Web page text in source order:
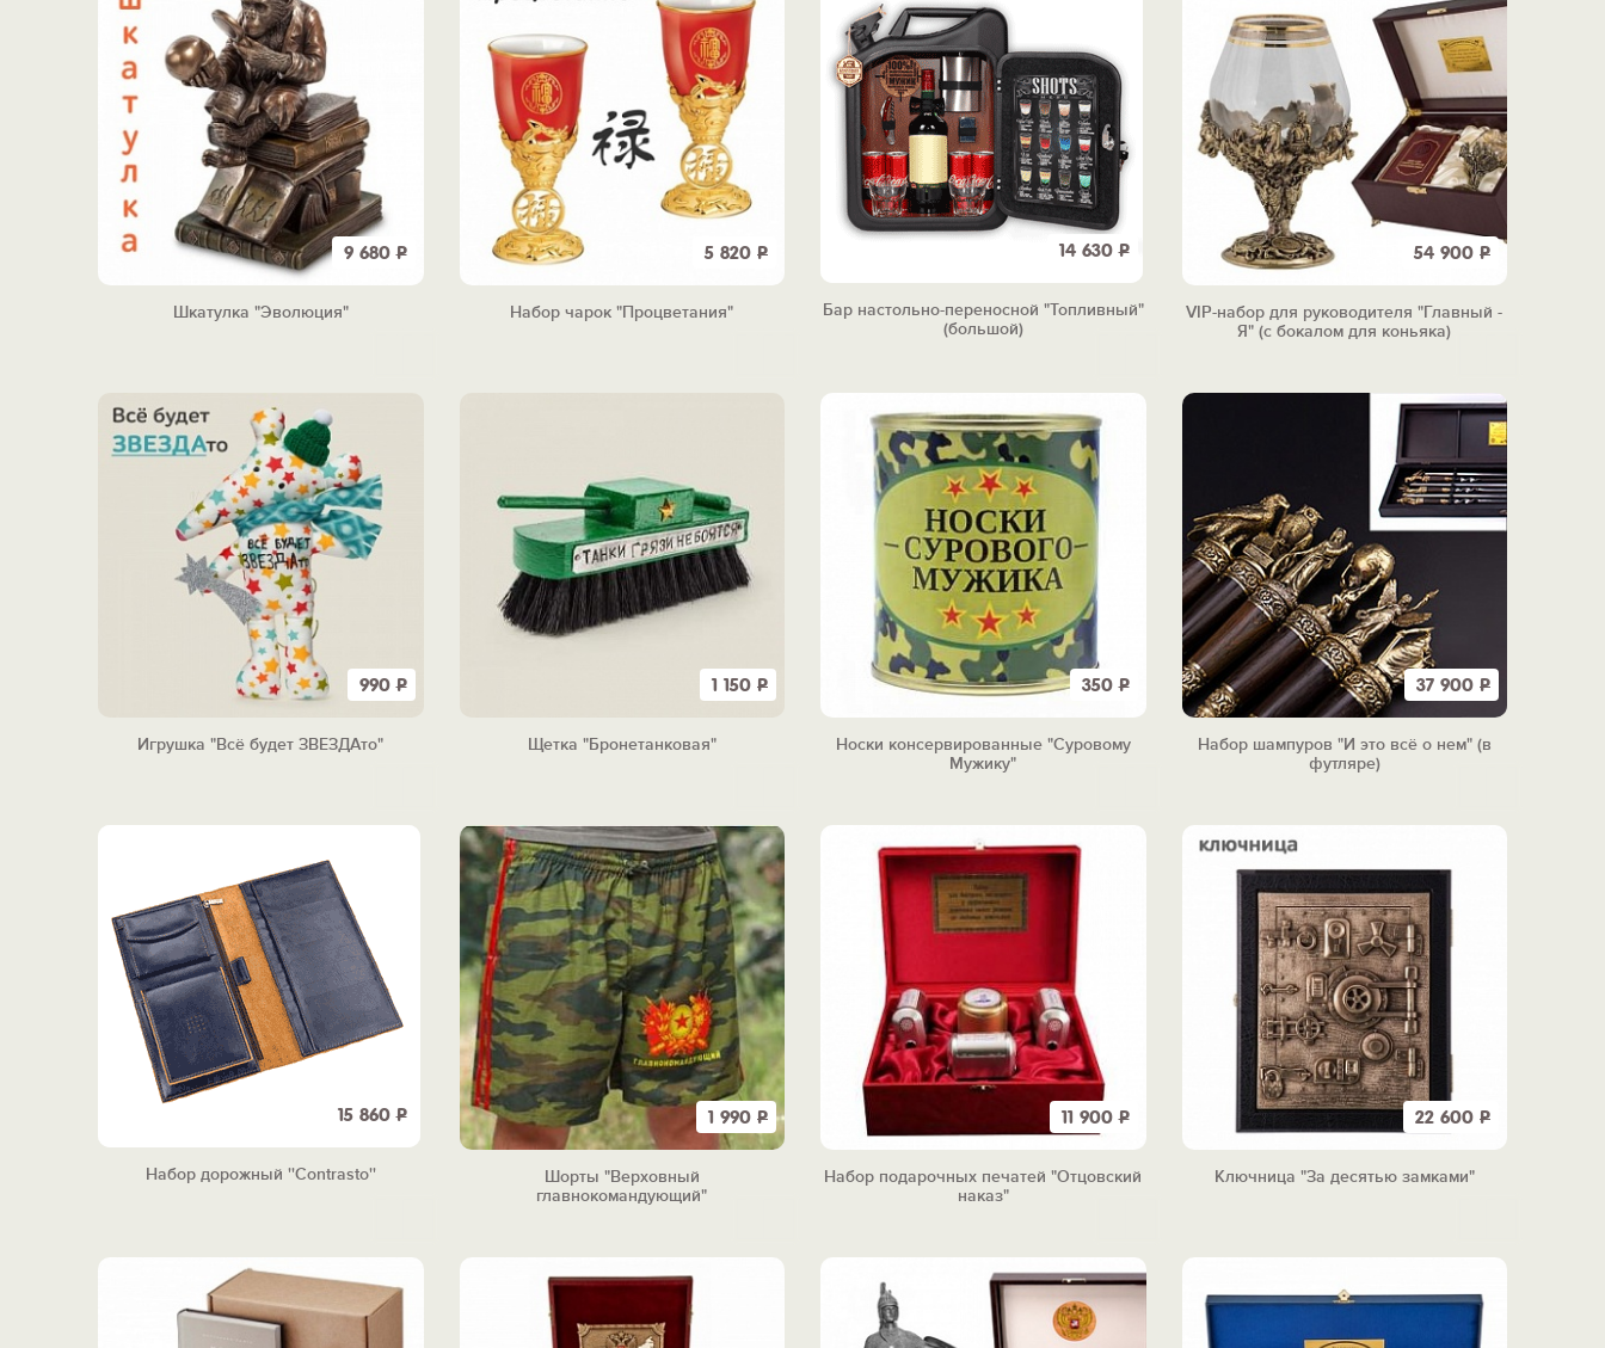
9 680Р
Шкатулка "Эволюция"
5 820 Р
Набор чарок "Процветания"
14 630Р
Бар настольно-переносной "Топливный"
(большой)
54 900 Р
VIP-набор для руководителя "Главный -
Я" (с бокалом для коньяка)
990Р
Игрушка "Всё будет ЗВЕЗДАто"
1 150 Р
Щетка "Бронетанковая"
350Р
Носки консервированные "Суровому
Мужику"
37 900 Р
Набор шампуров "И это всё о нем" (в
футляре)
15 860Р
Набор дорожный ''Contrasto''
1 990 Р
Шорты "Верховный
главнокомандующий"
11 900Р
Набор подарочных печатей "Отцовский
наказ"
22 600 Р
Ключница "За десятью замками"